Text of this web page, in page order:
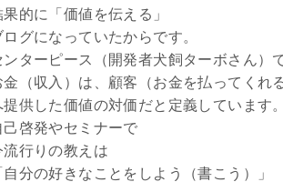
果的に「価値を伝える」
ログになっていたからです。
ンターピース（開発者犬飼ターボさん）
金（収入）は、顧客（お金を払ってくれ
提供した価値の対価だと定義しています。
己啓発やセミナーで
流行りの教えは
自分の好きなことをしよう（書こう）」